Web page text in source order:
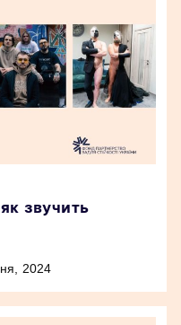
звучить
2024